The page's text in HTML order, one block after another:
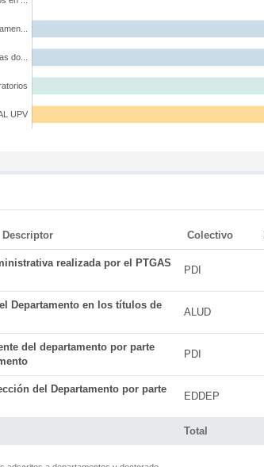
UPV
do...
Descriptor Colectivo
Total
realizada por el PTGAS
PDI
Departamento en los títulos de
ALUD
del departamento por parte
PDI
del Departamento por parte
EDDEP